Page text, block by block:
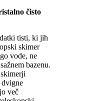
čisto
tisti, ki jih
skimer
vode, ne
bazenu.
dvigne
več